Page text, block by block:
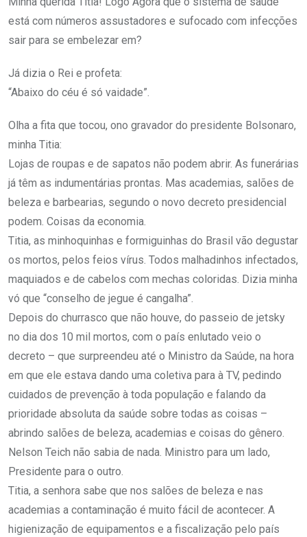
está com números assustadores e sufocado com infecções
sair para se embelezar em?
Já dizia o Rei e profeta:
“Abaixo do céu é só vaidade”.
Olha a fita que tocou, ono gravador do presidente Bolsonaro,
minha Titia:
Lojas de roupas e de sapatos não podem abrir. As funerárias
já têm as indumentárias prontas. Mas academias, salões de
beleza e barbearias, segundo o novo decreto presidencial
podem. Coisas da economia.
Titia, as minhoquinhas e formiguinhas do Brasil vão degustar
os mortos, pelos feios vírus. Todos malhadinhos infectados,
maquiados e de cabelos com mechas coloridas. Dizia minha
vó que “conselho de jegue é cangalha”.
Depois do churrasco que não houve, do passeio de jetsky
no dia dos 10 mil mortos, com o país enlutado veio o
decreto – que surpreendeu até o Ministro da Saúde, na hora
em que ele estava dando uma coletiva para à TV, pedindo
cuidados de prevenção à toda população e falando da
prioridade absoluta da saúde sobre todas as coisas –
abrindo salões de beleza, academias e coisas do gênero.
Nelson Teich não sabia de nada. Ministro para um lado,
Presidente para o outro.
Titia, a senhora sabe que nos salões de beleza e nas
academias a contaminação é muito fácil de acontecer. A
higienização de equipamentos e a fiscalização pelo país